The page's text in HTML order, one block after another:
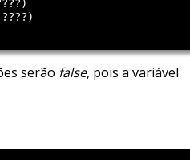
serão false, pois a variável